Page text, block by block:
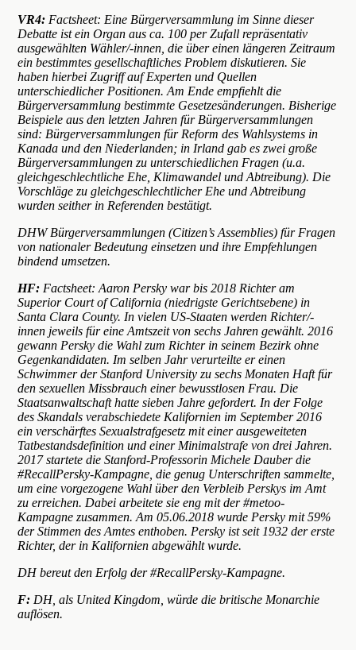
VR4: Factsheet: Eine Bürgerversammlung im Sinne dieser
Debatte ist ein Organ aus ca. 100 per Zufall repräsentativ
ausgewählten Wähler/-innen, die über einen längeren Zeitraum
ein bestimmtes gesellschaftliches Problem diskutieren. Sie
haben hierbei Zugriff auf Experten und Quellen
unterschiedlicher Positionen. Am Ende empfiehlt die
Bürgerversammlung bestimmte Gesetzesänderungen. Bisherige
Beispiele aus den letzten Jahren für Bürgerversammlungen
sind: Bürgerversammlungen für Reform des Wahlsystems in
Kanada und den Niederlanden; in Irland gab es zwei große
Bürgerversammlungen zu unterschiedlichen Fragen (u.a.
gleichgeschlechtliche Ehe, Klimawandel und Abtreibung). Die
Vorschläge zu gleichgeschlechtlicher Ehe und Abtreibung
wurden seither in Referenden bestätigt.
DHW Bürgerversammlungen (Citizen’s Assemblies) für Fragen
von nationaler Bedeutung einsetzen und ihre Empfehlungen
bindend umsetzen.
HF: Factsheet: Aaron Persky war bis 2018 Richter am
Superior Court of California (niedrigste Gerichtsebene) in
Santa Clara County. In vielen US-Staaten werden Richter/-
innen jeweils für eine Amtszeit von sechs Jahren gewählt. 2016
gewann Persky die Wahl zum Richter in seinem Bezirk ohne
Gegenkandidaten. Im selben Jahr verurteilte er einen
Schwimmer der Stanford University zu sechs Monaten Haft für
den sexuellen Missbrauch einer bewusstlosen Frau. Die
Staatsanwaltschaft hatte sieben Jahre gefordert. In der Folge
des Skandals verabschiedete Kalifornien im September 2016
ein verschärftes Sexualstrafgesetz mit einer ausgeweiteten
Tatbestandsdefinition und einer Minimalstrafe von drei Jahren.
2017 startete die Stanford-Professorin Michele Dauber die
#RecallPersky-Kampagne, die genug Unterschriften sammelte,
um eine vorgezogene Wahl über den Verbleib Perskys im Amt
zu erreichen. Dabei arbeitete sie eng mit der #metoo-
Kampagne zusammen. Am 05.06.2018 wurde Persky mit 59%
der Stimmen des Amtes enthoben. Persky ist seit 1932 der erste
Richter, der in Kalifornien abgewählt wurde.
DH bereut den Erfolg der #RecallPersky-Kampagne.
F: DH, als United Kingdom, würde die britische Monarchie
auflösen.